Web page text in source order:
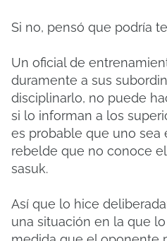
Si no, pensó que podría
Un oficial de
duramente a sus
disciplinarlo, no puede
si lo informan a los
es probable que uno sea
rebelde que no conoce
sasuk.
Así que lo hice
una situación en la que